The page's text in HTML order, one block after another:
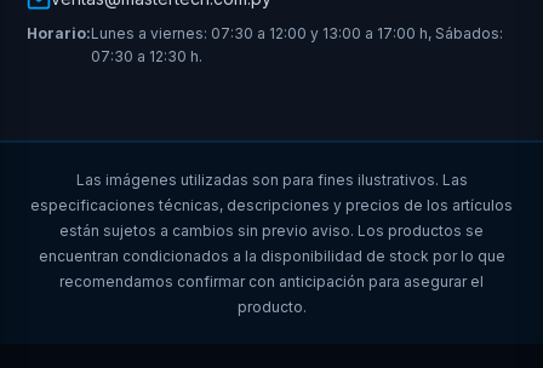
Horario:Lunes a viernes: 07:30 a 12:00 y 13:00 a 17:00 h, Sábados:
07:30 a 12:30 h.
Las imágenes utilizadas son para fines ilustrativos. Las
especificaciones técnicas, descripciones y precios de los artículos
están sujetos a cambios sin previo aviso. Los productos se
encuentran condicionados a la disponibilidad de stock por lo que
recomendamos confirmar con anticipación para asegurar el
producto.